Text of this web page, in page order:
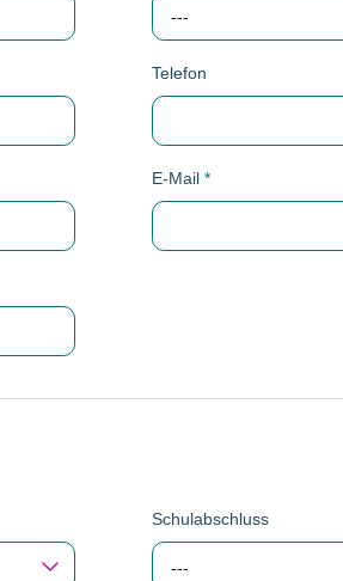
---
Telefon
E-Mail *
Schulabschluss
---